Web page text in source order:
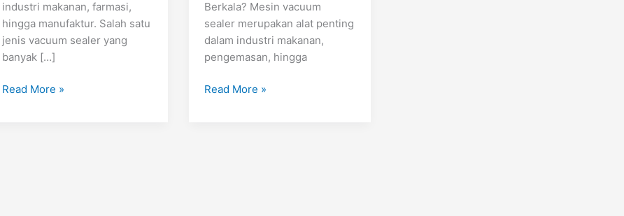
industri makanan, farmasi,
hingga manufaktur. Salah satu
jenis vacuum sealer yang
banyak […]
Read More »
Berkala? Mesin vacuum
sealer merupakan alat penting
dalam industri makanan,
pengemasan, hingga
Read More »